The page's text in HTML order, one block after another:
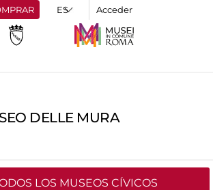
Acceder
DELLE MURA
LOS MUSEOS CÍVICOS